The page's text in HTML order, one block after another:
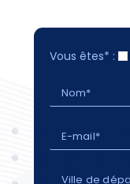
Vous êtes* :